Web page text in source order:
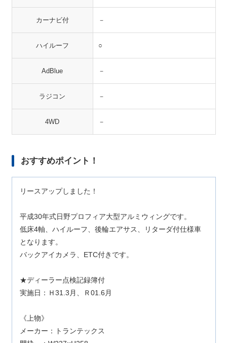
カーナビ付 －
ハイルーフ ○
AdBlue －
ラジコン －
4WD －
おすすめポイント！
リースアップしました！
平成30年式日野プロフィア大型アルミウィングです。
低床4軸、ハイルーフ、後輪エアサス、リターダ付仕様車
となります。
バックアイカメラ、ETC付きです。
★ディーラー点検記録簿付
実施日：Ｈ31.3月、Ｒ01.6月
《上物》
メーカー：トランテックス